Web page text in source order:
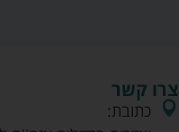
צרו קשר
כתובת: